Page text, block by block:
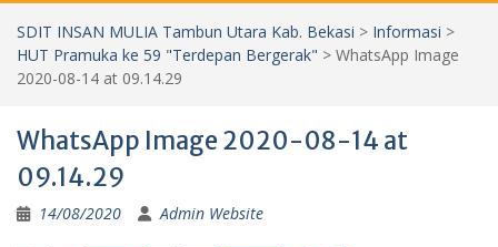
SDIT INSAN MULIA Tambun Utara Kab. Bekasi > Informasi >
HUT Pramuka ke 59 "Terdepan Bergerak" > WhatsApp Image
2020-08-14 at 09.14.29
WhatsApp Image 2020-08-14 at
09.14.29
14/08/2020 Admin Website